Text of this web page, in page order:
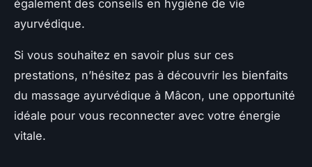
également des conseils en hygiène de vie
ayurvédique.
Si vous souhaitez en savoir plus sur ces
prestations, n’hésitez pas à découvrir les bienfaits
du massage ayurvédique à Mâcon, une opportunité
idéale pour vous reconnecter avec votre énergie
vitale.